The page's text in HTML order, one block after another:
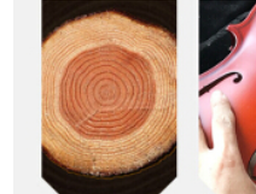
リン①ドイツ色4/4身
長155 cm以上